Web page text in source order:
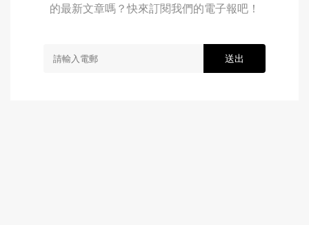
的最新文章嗎？快來訂閱我們的電子報吧！
送出